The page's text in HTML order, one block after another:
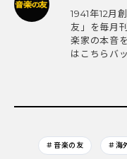
1941年12月
友」を毎月
楽家の本音
はこちらバ
＃音楽の友 ＃海